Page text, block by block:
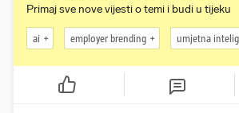
Primaj sve nove vijesti o temi i budi u tijeku
ai employer brending umjetna